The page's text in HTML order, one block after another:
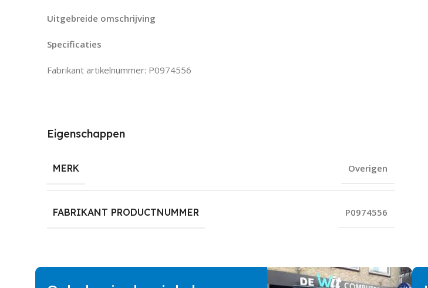
Uitgebreide omschrijving
Specificaties
Fabrikant artikelnummer: P0974556
Eigenschappen
MERK Overigen
FABRIKANT PRODUCTNUMMER P0974556